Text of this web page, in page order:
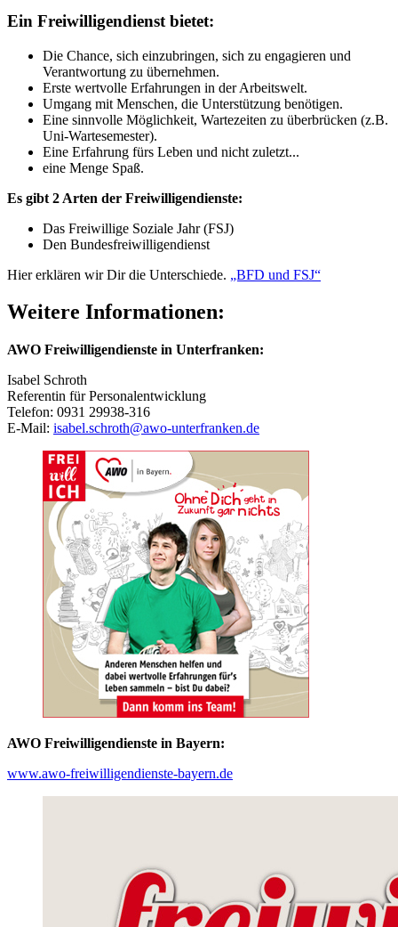
Ein Freiwilligendienst bietet:
Die Chance, sich einzubringen, sich zu engagieren und
Verantwortung zu übernehmen.
Erste wertvolle Erfahrungen in der Arbeitswelt.
Umgang mit Menschen, die Unterstützung benötigen.
Eine sinnvolle Möglichkeit, Wartezeiten zu überbrücken (z.B.
Uni-Wartesemester).
Eine Erfahrung fürs Leben und nicht zuletzt...
eine Menge Spaß.
Es gibt 2 Arten der Freiwilligendienste:
Das Freiwillige Soziale Jahr (FSJ)
Den Bundesfreiwilligendienst
Hier erklären wir Dir die Unterschiede. „BFD und FSJ“
Weitere Informationen:
AWO Freiwilligendienste in Unterfranken:
Isabel Schroth
Referentin für Personalentwicklung
Telefon: 0931 29938-316
E-Mail: isabel.schroth@awo-unterfranken.de
AWO Freiwilligendienste in Bayern:
www.awo-freiwilligendienste-bayern.de